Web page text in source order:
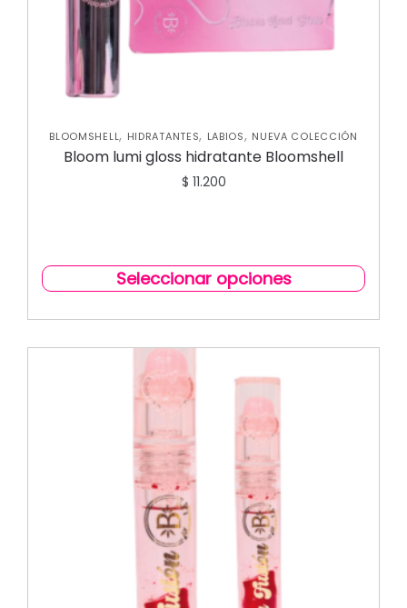
BLOOMSHELL, HIDRATANTES, LABIOS, NUEVA COLECCIÓN
Bloom lumi gloss hidratante Bloomshell
$ 11.200
Seleccionar opciones